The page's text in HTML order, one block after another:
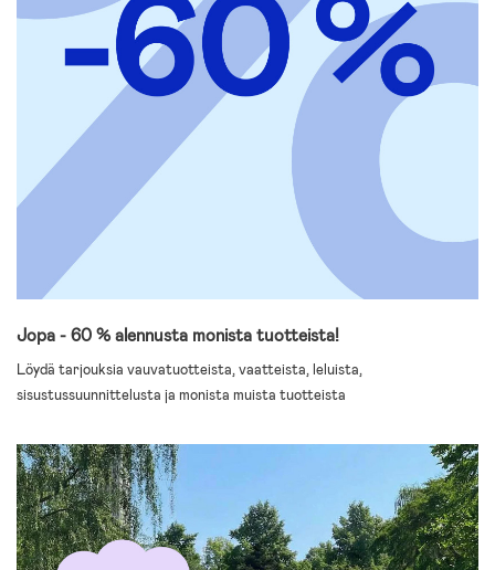
Jopa - 60 % alennusta monista tuotteista!
Löydä tarjouksia vauvatuotteista, vaatteista, leluista,
sisustussuunnittelusta ja monista muista tuotteista